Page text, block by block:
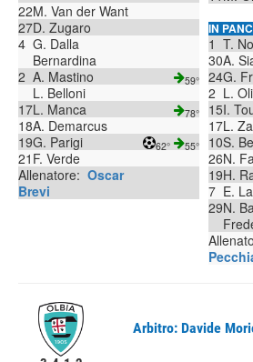
22M. Van der Want
27D. Zugaro
4 G. Dalla
Bernardina
2 A. Mastino 59°
L. Belloni
17L. Manca 78°
18A. Demarcus
19G. Parigi 62° 55°
21 F. Verde
Allenatore: Oscar
Brevi
IN
1 T.
30A.
24G.
2 L.
15I.
17L.
10S.
26N.
19H.
7 E.
29N.
Arbitro: Davide